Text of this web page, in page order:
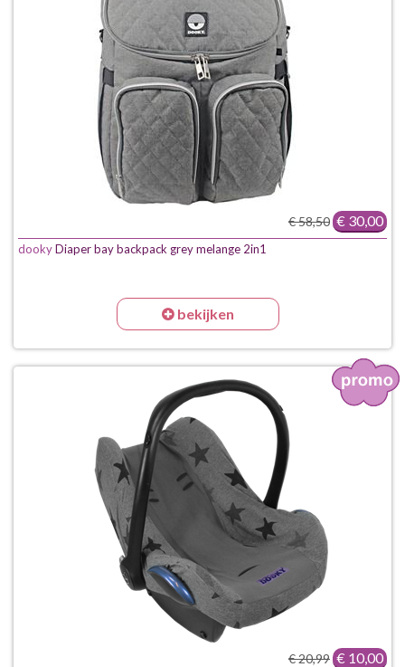
€ 58,50 € 30,00
dookyDiaper bay backpack grey melange 2in1
bekijken
€ 20,99 € 10,00